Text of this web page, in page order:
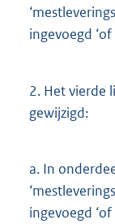
ingevoegd
2. Het vierde
gewijzigd:
a. In
ingevoegd